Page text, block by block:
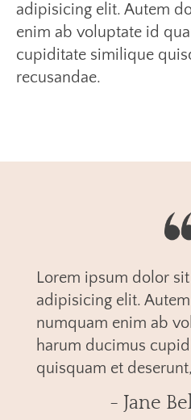
adipisicing elit. Autem
enim ab voluptate id
cupiditate similique
recusandae.
Lorem ipsum dolor
adipisicing elit.
numquam enim ab
harum ducimus
quisquam et
- Jane